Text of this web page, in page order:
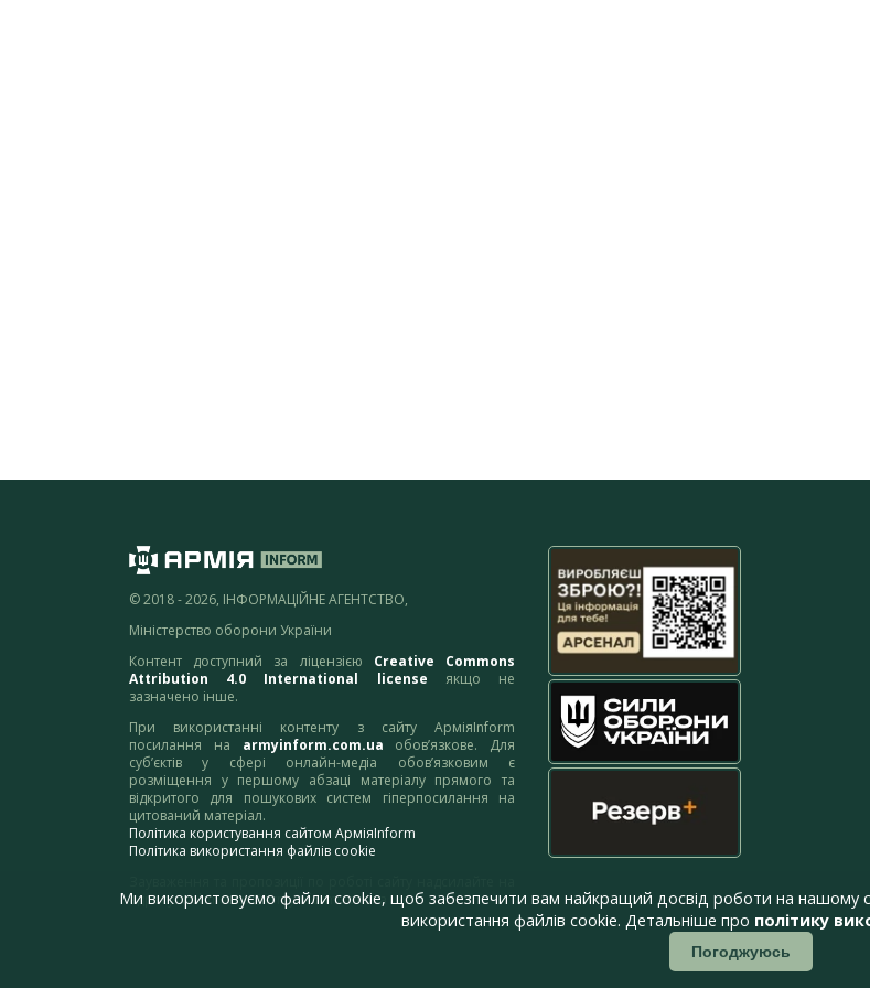
© 2018 - 2026, ІНФОРМАЦІЙНЕ АГЕНТСТВО,
Міністерство оборони України
Контент доступний за ліцензією Creative Commons
Attribution 4.0 International license якщо не
зазначено інше.
При використанні контенту з сайту АрміяInform
посилання на armyinform.com.ua обов’язкове. Для
суб’єктів у сфері онлайн-медіа обов’язковим є
розміщення у першому абзаці матеріалу прямого та
відкритого для пошукових систем гіперпосилання на
цитований матеріал.
Політика користування сайтом АрміяInform
Політика використання файлів cookie
адресу:webmaster@armyinform.com.ua
Ми використовуємо файли cookie, щоб забезпечити вам найкращий досвід роботи на нашому
використання файлів cookie. Детальніше про політику
Погоджуюсь